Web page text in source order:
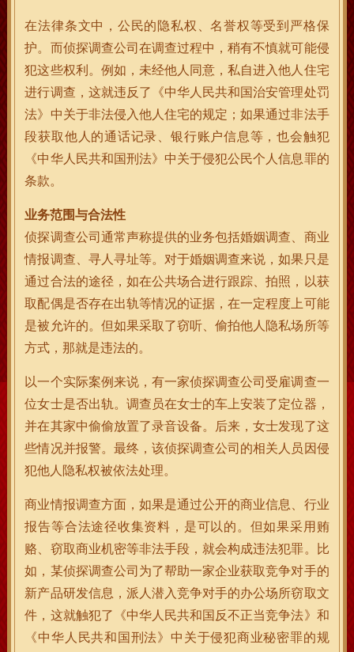
在法律条文中，公民的隐私权、名誉权等受到严格保
护。而侦探调查公司在调查过程中，稍有不慎就可能侵
犯这些权利。例如，未经他人同意，私自进入他人住宅
进行调查，这就违反了《中华人民共和国治安管理处罚
法》中关于非法侵入他人住宅的规定；如果通过非法手
段获取他人的通话记录、银行账户信息等，也会触犯
《中华人民共和国刑法》中关于侵犯公民个人信息罪的
条款。
业务范围与合法性
侦探调查公司通常声称提供的业务包括婚姻调查、商业
情报调查、寻人寻址等。对于婚姻调查来说，如果只是
通过合法的途径，如在公共场合进行跟踪、拍照，以获
取配偶是否存在出轨等情况的证据，在一定程度上可能
是被允许的。但如果采取了窃听、偷拍他人隐私场所等
方式，那就是违法的。
以一个实际案例来说，有一家侦探调查公司受雇调查一
位女士是否出轨。调查员在女士的车上安装了定位器，
并在其家中偷偷放置了录音设备。后来，女士发现了这
些情况并报警。最终，该侦探调查公司的相关人员因侵
犯他人隐私权被依法处理。
商业情报调查方面，如果是通过公开的商业信息、行业
报告等合法途径收集资料，是可以的。但如果采用贿
赂、窃取商业机密等非法手段，就会构成违法犯罪。比
如，某侦探调查公司为了帮助一家企业获取竞争对手的
新产品研发信息，派人潜入竞争对手的办公场所窃取文
件，这就触犯了《中华人民共和国反不正当竞争法》和
《中华人民共和国刑法》中关于侵犯商业秘密罪的规